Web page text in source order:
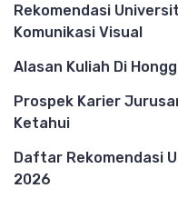
Rekomendasi
Komunikasi Visual
Alasan Kuliah Di
Prospek Karier
Ketahui
Daftar Rekomendasi
2026